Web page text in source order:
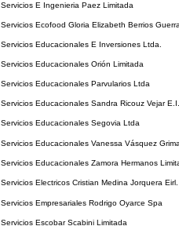
Servicios E Ingenieria Paez Limitada
Servicios Ecofood Gloria Elizabeth Berrios
Servicios Educacionales E Inversiones Ltda.
Servicios Educacionales Orión Limitada
Servicios Educacionales Parvularios Ltda
Servicios Educacionales Sandra Ricouz Vejar
Servicios Educacionales Segovia Ltda
Servicios Educacionales Vanessa Vásquez
Servicios Educacionales Zamora Hermanos
Servicios Electricos Cristian Medina Jorquera Eirl.
Servicios Empresariales Rodrigo Oyarce Spa
Servicios Escobar Scabini Limitada